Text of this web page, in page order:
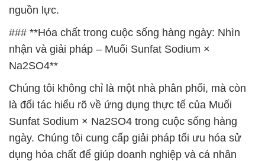
nguồn lực.
### **Hóa chất trong cuộc sống hàng ngày: Nhìn
nhận và giải pháp – Muối Sunfat Sodium ×
Na2SO4**
Chúng tôi không chỉ là một nhà phân phối, mà còn
là đối tác hiểu rõ về ứng dụng thực tế của Muối
Sunfat Sodium × Na2SO4 trong cuộc sống hàng
ngày. Chúng tôi cung cấp giải pháp tối ưu hóa sử
dụng hóa chất để giúp doanh nghiệp và cá nhân